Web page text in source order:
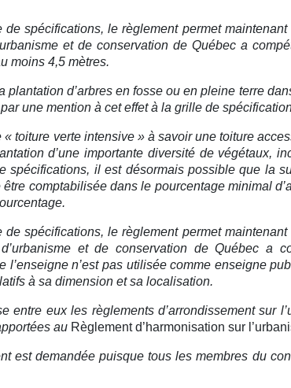
spécifications, le règlement permet
et de conservation de Québec a
moins 4,5 mètres.
plantation d’arbres en fosse ou en pleine terre
une mention à cet effet à la grille de
toiture verte intensive » à savoir une toiture
d’une importante diversité de végétaux,
spécifications, il est désormais possible que la
comptabilisée dans le pourcentage minimal
spécifications, le règlement permet
et de conservation de Québec a
l’enseigne n’est pas utilisée comme enseigne
à sa dimension et sa localisation.
entre eux les règlements d’arrondissement sur
au Règlement d’harmonisation sur
est demandée puisque tous les membres du